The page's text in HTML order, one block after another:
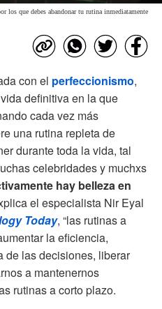
los que debes abandonar tu rutina inmediatamente
con el perfeccionismo,
definitiva en la que
cada vez más
una rutina repleta de
durante toda la vida, tal
celebridades y muchxs
hay belleza en
el especialista Nir Eyal
Today, “las rutinas a
la eficiencia,
de las decisiones, liberar
a mantenernos
rutinas a corto plazo.